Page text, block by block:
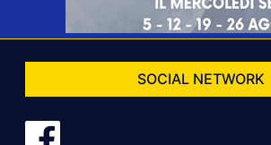
SOCIAL NETWORK